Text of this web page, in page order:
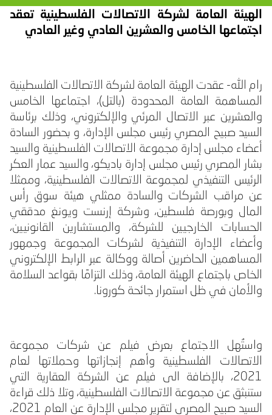
الهيئة العامة لشركة الاتصالات الفلسطينية تعقد
اجتماعها الخامس والعشرين العادي وغير العادي
رام الله- عقدت الهيئة العامة لشركة الاتصالات الفلسطينية
المساهمة العامة المحدودة (بالتل)، اجتماعها الخامس
والعشرين عبر الاتصال المرئي والإلكتروني، وذلك برئاسة
السيد صبيح المصري رئيس مجلس الإدارة، و بحضور السادة
أعضاء مجلس إدارة مجموعة الاتصالات الفلسطينية والسيد
بشار المصري رئيس مجلس إدارة باديكو، والسيد عمار العكر
الرئيس التنفيذي لمجموعة الاتصالات الفلسطينية، وممثلا
عن مراقب الشركات والسادة ممثلي هيئة سوق رأس
المال وبورصة فلسطين، وشركة إرنست ويونغ مدققي
الحسابات الخارجيين للشركة، والمستشارين القانونيين،
وأعضاء الإدارة التنفيذية لشركات المجموعة وجمهور
المساهمين الحاضرين أصالة ووكالة عبر الرابط الإلكتروني
الخاص باجتماع الهيئة العامة، وذلك التزامًا بقواعد السلامة
والأمان في ظل استمرار جائحة كورونا.
واستُهل الاجتماع بعرض فيلم عن شركات مجموعة
الاتصالات الفلسطينية وأهم إنجازاتها وحملاتها لعام
2021، بالإضافة الى فيلم عن الشركة العقارية التي
ستنبثق عن مجموعة الاتصالات الفلسطينية، وتلا ذلك قراءة
السيد صبيح المصري لتقرير مجلس الإدارة عن العام 2021،